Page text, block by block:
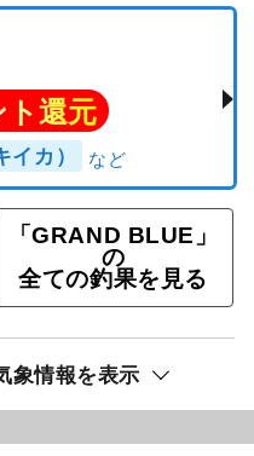
還元
イカ）
「GRAND BLUE」
の
全ての釣果を見る
象情報を表示